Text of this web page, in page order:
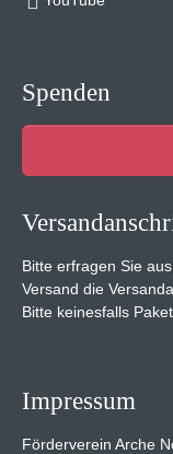
Spenden
Bitte erfragen Sie
Versand die
Bitte keinesfalls
Impressum
Förderverein Arche